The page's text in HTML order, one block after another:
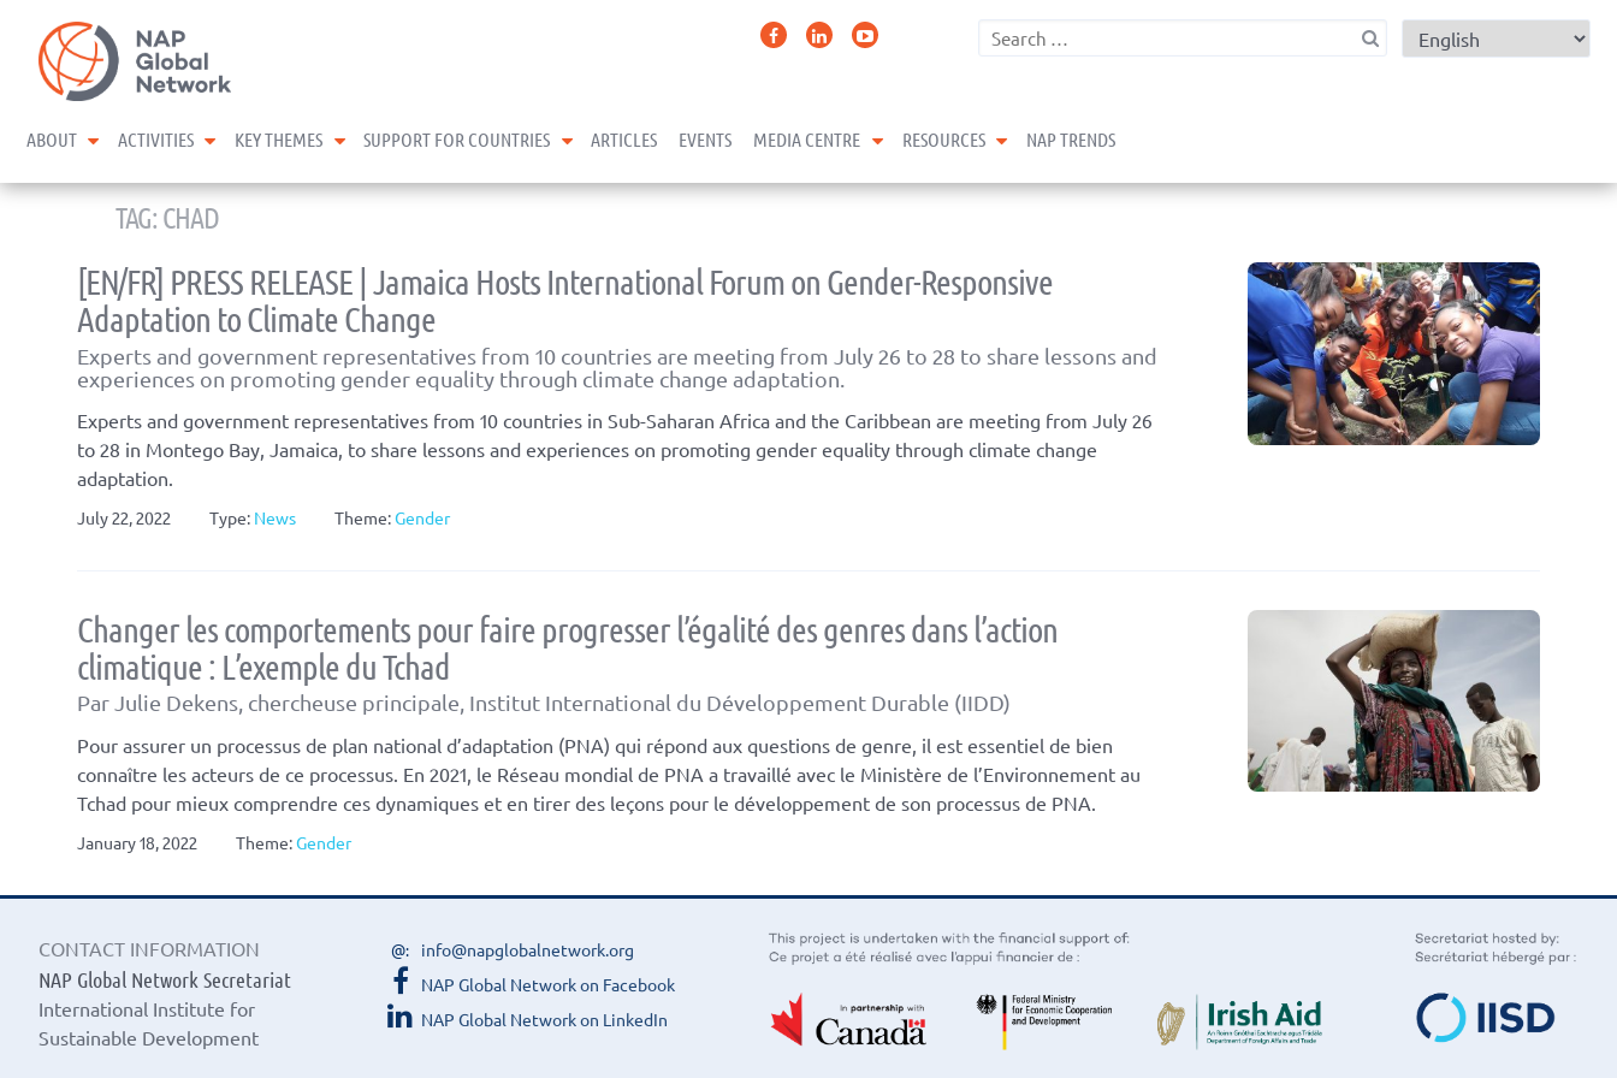
content
ABOUT expand child menu
ACTIVITIES expand child menu
KEY THEMES expand child menu
SUPPORT FOR COUNTRIES expand child menu
ARTICLES EVENTS MEDIA CENTRE expand child menu
RESOURCES expand child menu
NAP TRENDS
TAG: CHAD
[EN/FR] PRESS RELEASE | Jamaica Hosts International Forum on Gender-Responsive
Adaptation to Climate Change
Experts and government representatives from 10 countries are meeting from July 26 to 28 to share lessons and
experiences on promoting gender equality through climate change adaptation.
Experts and government representatives from 10 countries in Sub-Saharan Africa and the Caribbean are meeting from July 26
to 28 in Montego Bay, Jamaica, to share lessons and experiences on promoting gender equality through climate change
adaptation.
July 22, 2022 Type: News Theme:Gender
Changer les comportements pour faire progresser l’égalité des genres dans l’action
climatique : L’exemple du Tchad
Par Julie Dekens, chercheuse principale, Institut International du Développement Durable (IIDD)
Pour assurer un processus de plan national d’adaptation (PNA) qui répond aux questions de genre, il est essentiel de bien
connaître les acteurs de ce processus. En 2021, le Réseau mondial de PNA a travaillé avec le Ministère de l’Environnement au
Tchad pour mieux comprendre ces dynamiques et en tirer des leçons pour le développement de son processus de PNA.
January 18, 2022 Theme:Gender
CONTACT INFORMATION
NAP Global Network Secretariat
International Institute for
Sustainable Development
info@napglobalnetwork.org
NAP Global Network on Facebook
NAP Global Network on LinkedIn